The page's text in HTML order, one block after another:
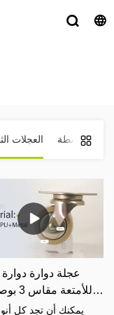
العجلات متوسطة
مم من الشركة
يمكنك أن تجد كل